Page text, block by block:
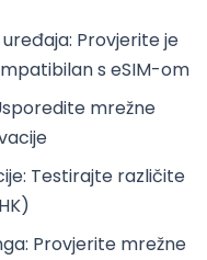
: Provjerite je
s eSIM-om
mrežne
: Testirajte različite
: Provjerite mrežne